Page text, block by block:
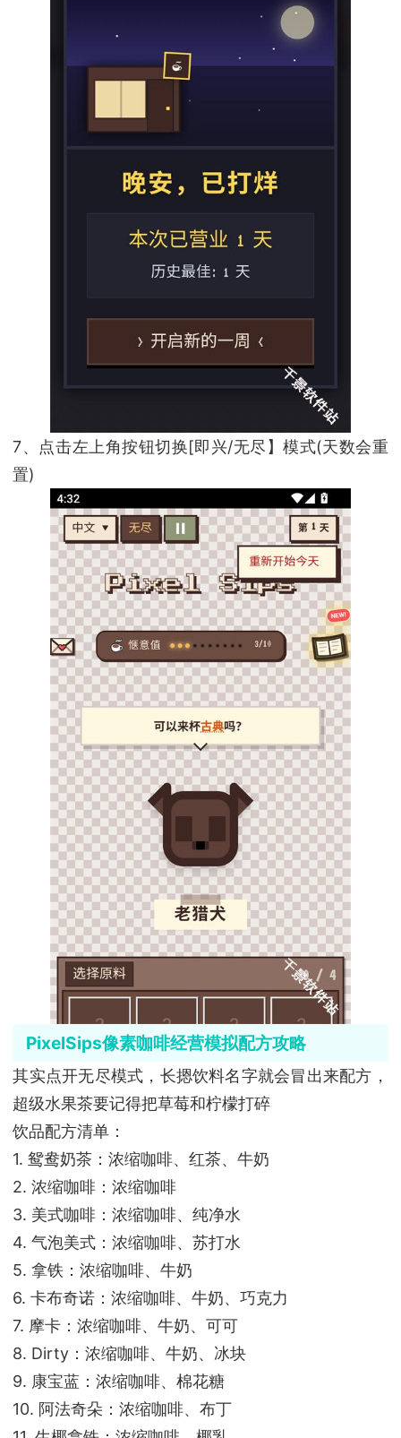
7、点击左上角按钮切换[即兴/无尽】模式(天数会重
置)
PixelSips像素咖啡经营模拟配方攻略
其实点开无尽模式，长摁饮料名字就会冒出来配方，
超级水果茶要记得把草莓和柠檬打碎
饮品配方清单：
1. 鸳鸯奶茶：浓缩咖啡、红茶、牛奶
2. 浓缩咖啡：浓缩咖啡
3. 美式咖啡：浓缩咖啡、纯净水
4. 气泡美式：浓缩咖啡、苏打水
5. 拿铁：浓缩咖啡、牛奶
6. 卡布奇诺：浓缩咖啡、牛奶、巧克力
7. 摩卡：浓缩咖啡、牛奶、可可
8. Dirty：浓缩咖啡、牛奶、冰块
9. 康宝蓝：浓缩咖啡、棉花糖
10. 阿法奇朵：浓缩咖啡、布丁